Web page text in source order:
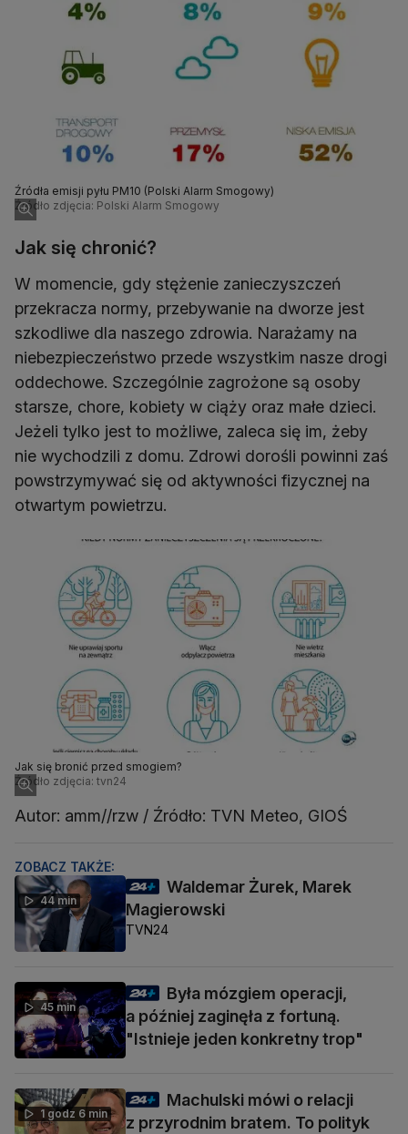
Źródła emisji pyłu PM10 (Polski Alarm Smogowy)
Źródło zdjęcia: Polski Alarm Smogowy
Jak się chronić?
W momencie, gdy stężenie zanieczyszczeń
przekracza normy, przebywanie na dworze jest
szkodliwe dla naszego zdrowia. Narażamy na
niebezpieczeństwo przede wszystkim nasze drogi
oddechowe. Szczególnie zagrożone są osoby
starsze, chore, kobiety w ciąży oraz małe dzieci.
Jeżeli tylko jest to możliwe, zaleca się im, żeby
nie wychodzili z domu. Zdrowi dorośli powinni zaś
powstrzymywać się od aktywności fizycznej na
otwartym powietrzu.
Jak się bronić przed smogiem?
Źródło zdjęcia: tvn24
Autor: amm//rzw / Źródło: TVN Meteo, GIOŚ
ZOBACZ TAKŻE:
44 min
Waldemar Żurek, Marek
Magierowski
TVN24
45 min
Była mózgiem operacji,
a później zaginęła z fortuną.
"Istnieje jeden konkretny trop"
1 godz 6 min
Machulski mówi o relacji
z przyrodnim bratem. To polityk